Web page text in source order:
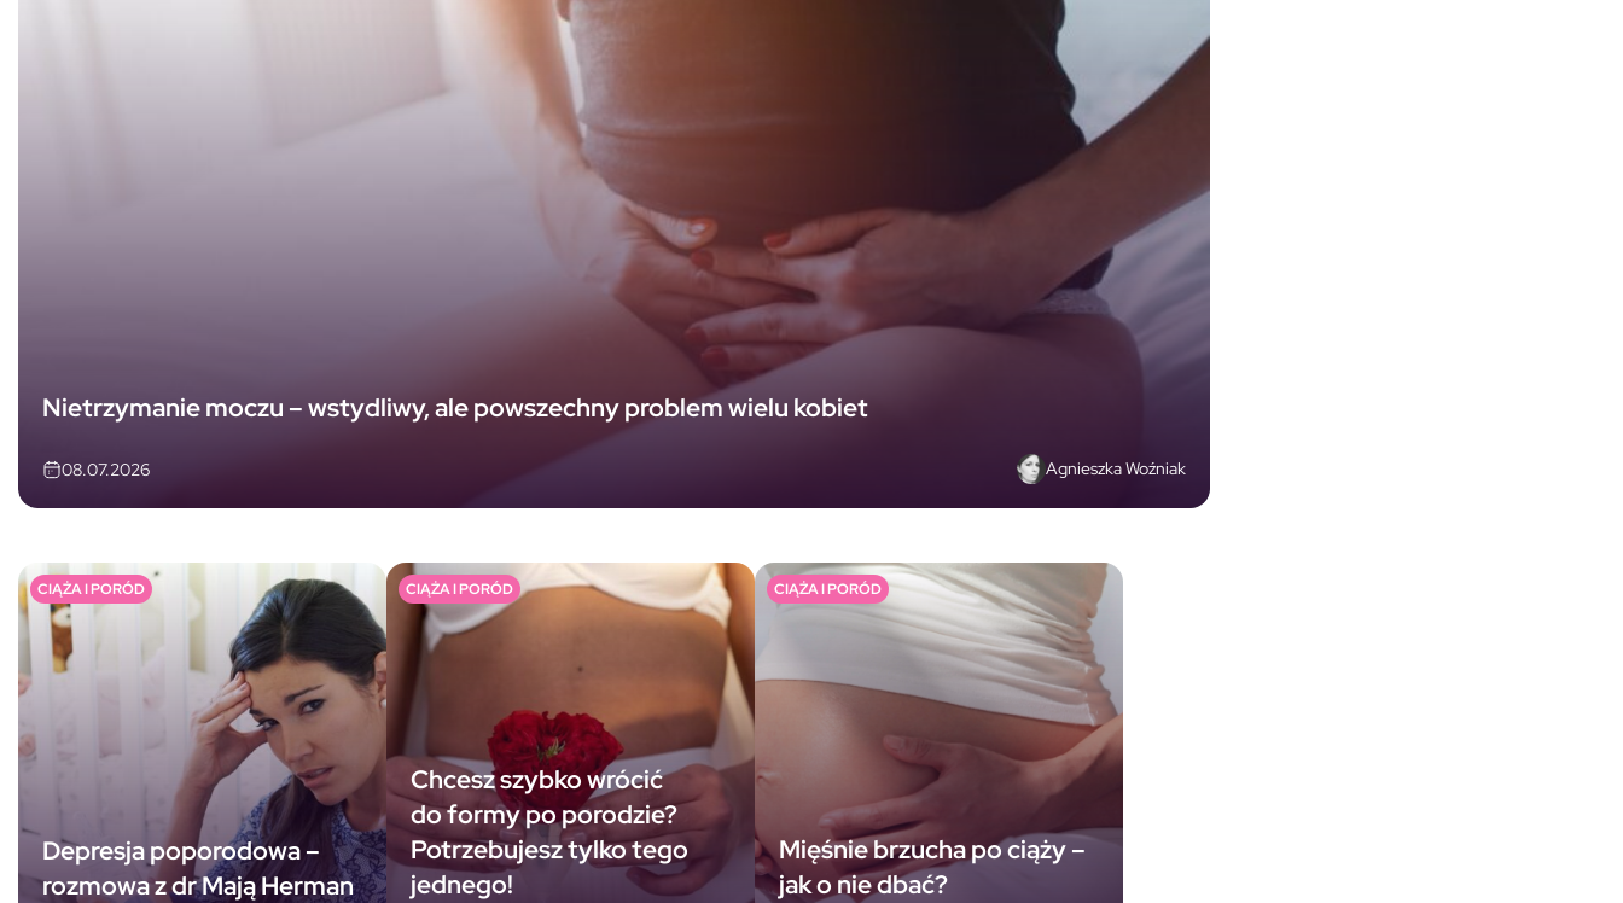
Nietrzymanie moczu – wstydliwy, ale powszechny problem wielu kobiet
08.07.2026 Agnieszka Woźniak
Depresja poporodowa –
rozmowa z dr Mają Herman
CIĄŻA I PORÓD
Chcesz szybko wrócić
do formy po porodzie?
Potrzebujesz tylko tego
jednego!
CIĄŻA I PORÓD
Mięśnie brzucha po ciąży –
jak o nie dbać?
CIĄŻA I PORÓD